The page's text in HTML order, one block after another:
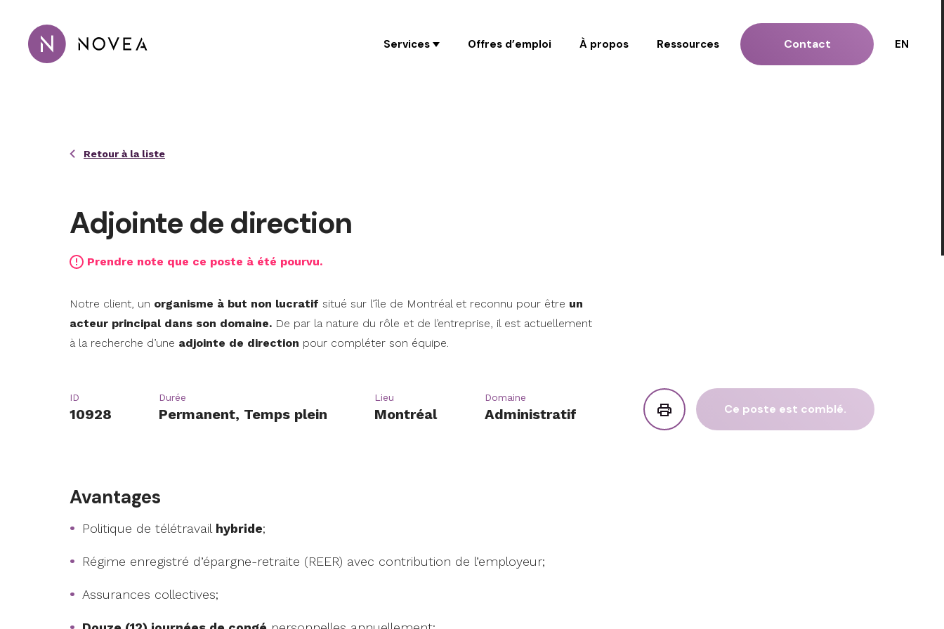
Services Offres d’emploi À propos Ressources Contact EN
Retour à la liste
Adjointe de direction
Prendre note que ce poste à été pourvu.
Notre client, un organisme à but non lucratif situé sur l’île de Montréal et reconnu pour être un
acteur principal dans son domaine. De par la nature du rôle et de l’entreprise, il est actuellement
à la recherche d’une adjointe de direction pour compléter son équipe.
ID
10928
Durée
Permanent, Temps plein
Lieu
Montréal
Domaine
Administratif Ce poste est comblé.
Avantages
Politique de télétravail hybride;
Régime enregistré d’épargne-retraite (REER) avec contribution de l’employeur;
Assurances collectives;